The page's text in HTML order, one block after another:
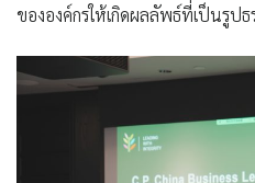
ขององค์กรให้เกิดผลลัพธ์ที่เป็นรูปธ